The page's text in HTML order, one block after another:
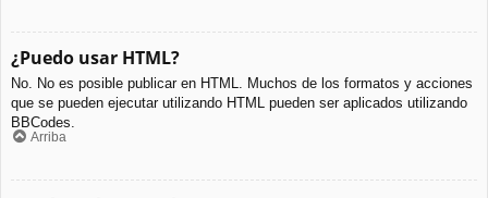
¿Puedo usar HTML?
No. No es posible publicar en HTML. Muchos de los formatos y acciones
que se pueden ejecutar utilizando HTML pueden ser aplicados utilizando
BBCodes.
Arriba